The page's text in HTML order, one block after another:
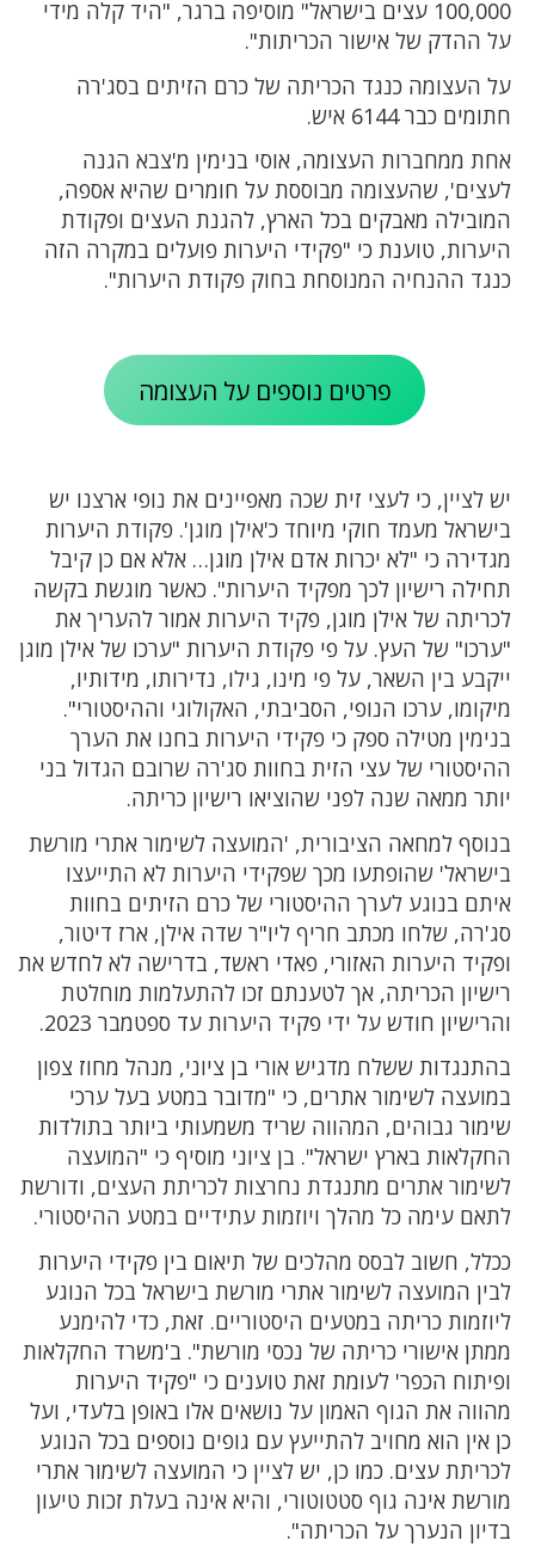
100,000 עצים בישראל" מוסיפה ברגר, "היד קלה מידי
על ההדק של אישור הכריתות".
על העצומה כנגד הכריתה של כרם הזיתים בסג'רה
חתומים כבר 6144 איש.
אחת ממחברות העצומה, אוסי בנימין מ'צבא הגנה
לעצים', שהעצומה מבוססת על חומרים שהיא אספה,
המובילה מאבקים בכל הארץ, להגנת העצים ופקודת
היערות, טוענת כי "פקידי היערות פועלים במקרה הזה
כנגד ההנחיה המנוסחת בחוק פקודת היערות".
פרטים נוספים על העצומה
יש לציין, כי לעצי זית שכה מאפיינים את נופי ארצנו יש
בישראל מעמד חוקי מיוחד כ'אילן מוגן'. פקודת היערות
מגדירה כי "לא יכרות אדם אילן מוגן… אלא אם כן קיבל
תחילה רישיון לכך מפקיד היערות". כאשר מוגשת בקשה
לכריתה של אילן מוגן, פקיד היערות אמור להעריך את
"ערכו" של העץ. על פי פקודת היערות "ערכו של אילן מוגן
ייקבע בין השאר, על פי מינו, גילו, נדירותו, מידותיו,
מיקומו, ערכו הנופי, הסביבתי, האקולוגי וההיסטורי".
בנימין מטילה ספק כי פקידי היערות בחנו את הערך
ההיסטורי של עצי הזית בחוות סג'רה שרובם הגדול בני
יותר ממאה שנה לפני שהוציאו רישיון כריתה.
בנוסף למחאה הציבורית, 'המועצה לשימור אתרי מורשת
בישראל' שהופתעו מכך שפקידי היערות לא התייעצו
איתם בנוגע לערך ההיסטורי של כרם הזיתים בחוות
סג'רה, שלחו מכתב חריף ליו"ר שדה אילן, ארז דיטור,
ופקיד היערות האזורי, פאדי ראשד, בדרישה לא לחדש את
רישיון הכריתה, אך לטענתם זכו להתעלמות מוחלטת
והרישיון חודש על ידי פקיד היערות עד ספטמבר 2023.
בהתנגדות ששלח מדגיש אורי בן ציוני, מנהל מחוז צפון
במועצה לשימור אתרים, כי "מדובר במטע בעל ערכי
שימור גבוהים, המהווה שריד משמעותי ביותר בתולדות
החקלאות בארץ ישראל". בן ציוני מוסיף כי "המועצה
לשימור אתרים מתנגדת נחרצות לכריתת העצים, ודורשת
לתאם עימה כל מהלך ויוזמות עתידיים במטע ההיסטורי.
ככלל, חשוב לבסס מהלכים של תיאום בין פקידי היערות
לבין המועצה לשימור אתרי מורשת בישראל בכל הנוגע
ליוזמות כריתה במטעים היסטוריים. זאת, כדי להימנע
ממתן אישורי כריתה של נכסי מורשת". ב'משרד החקלאות
ופיתוח הכפר' לעומת זאת טוענים כי "פקיד היערות
מהווה את הגוף האמון על נושאים אלו באופן בלעדי, ועל
כן אין הוא מחויב להתייעץ עם גופים נוספים בכל הנוגע
לכריתת עצים. כמו כן, יש לציין כי המועצה לשימור אתרי
מורשת אינה גוף סטטוטורי, והיא אינה בעלת זכות טיעון
בדיון הנערך על הכריתה".